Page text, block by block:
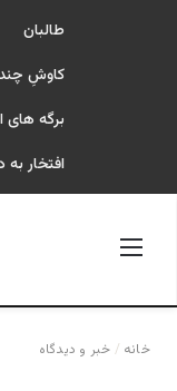
طالبان
کاوشِ
برگه های
افتخار به
خانه / خبر و دیدگاه